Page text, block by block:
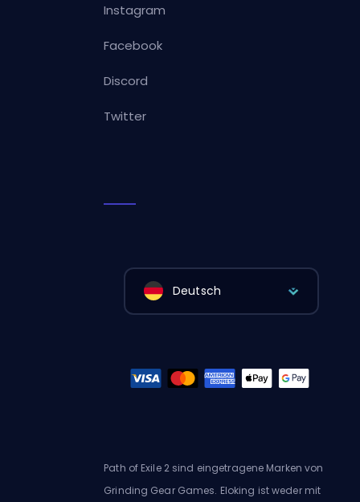
Instagram
Facebook
Discord
Twitter
Deutsch
Path of Exile 2 sind eingetragene Marken von
Grinding Gear Games. Eloking ist weder mit